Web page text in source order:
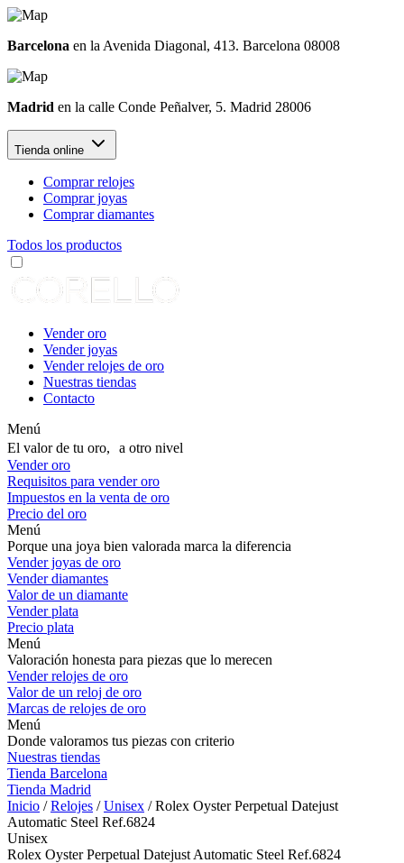
Barcelona en la Avenida Diagonal, 413. Barcelona 08008
Madrid en la calle Conde Peñalver, 5. Madrid 28006
Tienda online
Comprar relojes
Comprar joyas
Comprar diamantes
Todos los productos
Vender oro
Vender joyas
Vender relojes de oro
Nuestras tiendas
Contacto
Menú
El valor de tu oro, a otro nivel
Vender oro
Requisitos para vender oro
Impuestos en la venta de oro
Precio del oro
Menú
Porque una joya bien valorada marca la diferencia
Vender joyas de oro
Vender diamantes
Valor de un diamante
Vender plata
Precio plata
Menú
Valoración honesta para piezas que lo merecen
Vender relojes de oro
Valor de un reloj de oro
Marcas de relojes de oro
Menú
Donde valoramos tus piezas con criterio
Nuestras tiendas
Tienda Barcelona
Tienda Madrid
Inicio /Relojes /Unisex / Rolex Oyster Perpetual Datejust
Automatic Steel Ref.6824
Unisex
Rolex Oyster Perpetual Datejust Automatic Steel Ref.6824